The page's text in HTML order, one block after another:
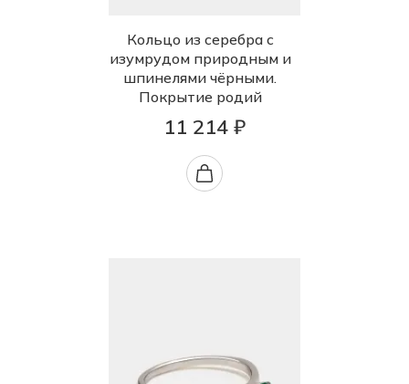
Кольцо из серебра с
изумрудом природным и
шпинелями чёрными.
Покрытие родий
11 214 ₽